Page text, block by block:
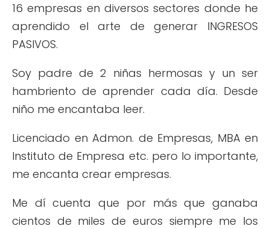
16 empresas en diversos sectores donde he
aprendido el arte de generar INGRESOS
PASIVOS.
Soy padre de 2 niñas hermosas y un ser
hambriento de aprender cada día. Desde
niño me encantaba leer.
Licenciado en Admon. de Empresas, MBA en
Instituto de Empresa etc. pero lo importante,
me encanta crear empresas.
Me dí cuenta que por más que ganaba
cientos de miles de euros siempre me los